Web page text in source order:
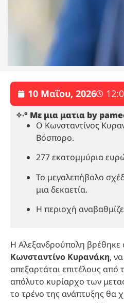
10 Μαΐου, 2026
✧˖° Με μια ματια by
Ο Κωνσταντίνος
Βόσπορο.
277 εκατομμύρια
Το μεγαλεπήβολο
μια δεκαετία.
Η περιοχή
Η Αλεξανδρούπολη βρέθηκε
Κωνσταντίνο Κυρανάκη,
απεξαρτάται επιτέλους
απόλυτο κυρίαρχο των
το τρένο της ανάπτυξης θα